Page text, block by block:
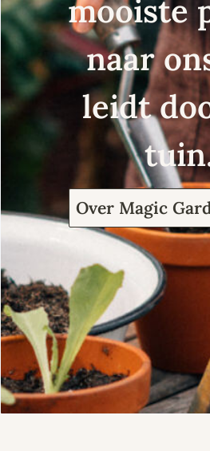
mooiste
naar
leidt
Over Magic